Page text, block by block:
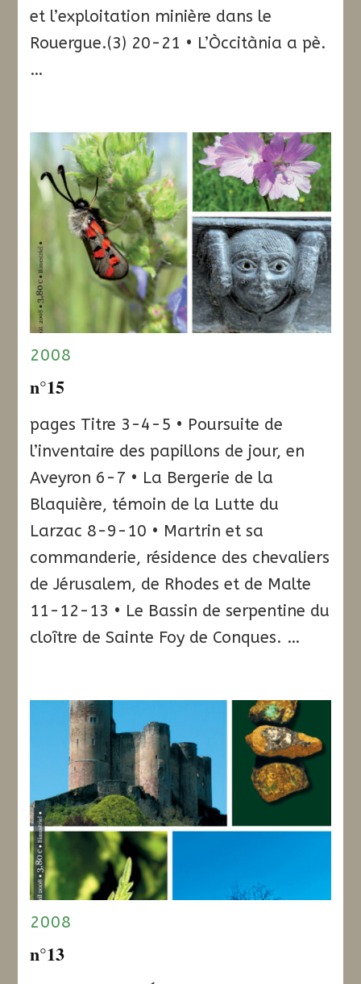
et l’exploitation minière dans le
Rouergue.(3) 20-21 • L’Òccitània a pè.
…
2008
n°15
pages Titre 3-4-5 • Poursuite de
l’inventaire des papillons de jour, en
Aveyron 6-7 • La Bergerie de la
Blaquière, témoin de la Lutte du
Larzac 8-9-10 • Martrin et sa
commanderie, résidence des chevaliers
de Jérusalem, de Rhodes et de Malte
11-12-13 • Le Bassin de serpentine du
cloître de Sainte Foy de Conques. …
2008
n°13